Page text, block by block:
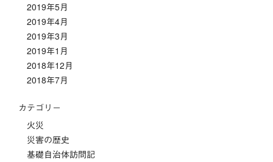
2019年5月
2019年4月
2019年3月
2019年1月
2018年12月
2018年7月
カテゴリー
火災
災害の歴史
基礎自治体訪問記